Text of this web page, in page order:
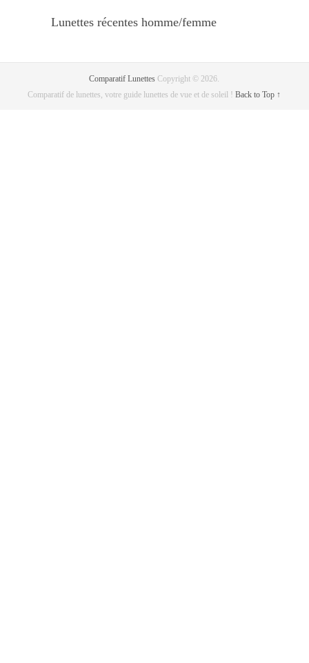
Lunettes récentes homme/femme
Comparatif Lunettes Copyright © 2026.
Comparatif de lunettes, votre guide lunettes de vue et de soleil !Back to Top ↑